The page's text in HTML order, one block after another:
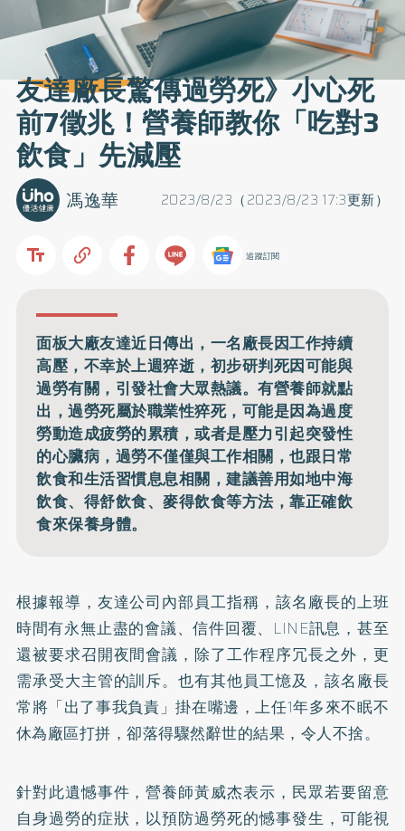
友達廠長驚傳過勞死》小心死
前7徵兆！營養師教你「吃對3
飲食」先減壓
2023/8/23（2023/8/23 17:3更新）
馮逸華
追蹤訂閱
面板大廠友達近日傳出，一名廠長因工作持續
高壓，不幸於上週猝逝，初步研判死因可能與
過勞有關，引發社會大眾熱議。有營養師就點
出，過勞死屬於職業性猝死，可能是因為過度
勞動造成疲勞的累積，或者是壓力引起突發性
的心臟病，過勞不僅僅與工作相關，也跟日常
飲食和生活習慣息息相關，建議善用如地中海
飲食、得舒飲食、麥得飲食等方法，靠正確飲
食來保養身體。
根據報導，友達公司內部員工指稱，該名廠長的上班
時間有永無止盡的會議、信件回覆、LINE訊息，甚至
還被要求召開夜間會議，除了工作程序冗長之外，更
需承受大主管的訓斥。也有其他員工憶及，該名廠長
常將「出了事我負責」掛在嘴邊，上任1年多來不眠不
休為廠區打拼，卻落得驟然辭世的結果，令人不捨。
針對此遺憾事件，營養師黃威杰表示，民眾若要留意
自身過勞的症狀，以預防過勞死的憾事發生，可能視